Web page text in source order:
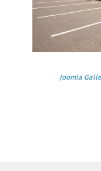
Joomla